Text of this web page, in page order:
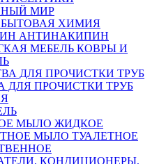
МИР
БЫТОВАЯ ХИМИЯ
АНТИНАКИПИН
КОВРЫ И
ДЛЯ ПРОЧИСТКИ ТРУБ
МЫЛО ЖИДКОЕ
МЫЛО ТУАЛЕТНОЕ